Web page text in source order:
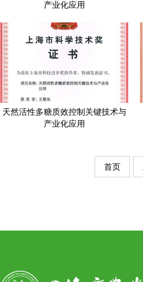
产业化应用
天然活性多糖质效控制关键技术与
产业化应用
首页